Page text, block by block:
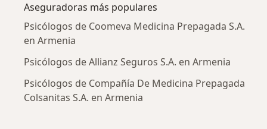
Aseguradoras más populares
Psicólogos de Coomeva Medicina Prepagada S.A.
en Armenia
Psicólogos de Allianz Seguros S.A. en Armenia
Psicólogos de Compañía De Medicina Prepagada
Colsanitas S.A. en Armenia